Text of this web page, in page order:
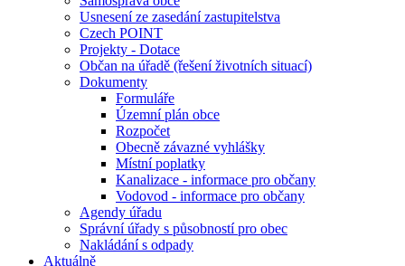
Usnesení ze zasedání zastupitelstva
Czech POINT
Projekty - Dotace
Občan na úřadě (řešení životních situací)
Dokumenty
Formuláře
Územní plán obce
Rozpočet
Obecně závazné vyhlášky
Místní poplatky
Kanalizace - informace pro občany
Vodovod - informace pro občany
Agendy úřadu
Správní úřady s působností pro obec
Nakládání s odpady
Aktuálně